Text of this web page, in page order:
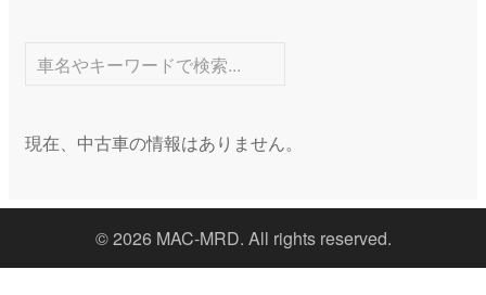
現在、中古車の情報はありません。
© 2026 MAC-MRD. All rights reserved.